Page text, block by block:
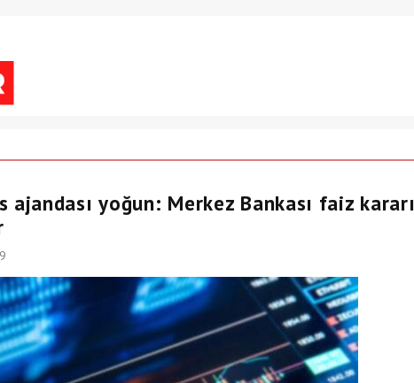
yoğun: Merkez Bankası faiz kararı